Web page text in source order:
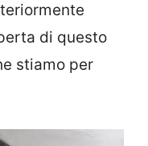
di questo
stiamo per